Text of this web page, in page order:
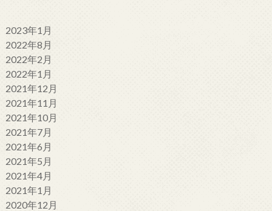
2023年1月
2022年8月
2022年2月
2022年1月
2021年12月
2021年11月
2021年10月
2021年7月
2021年6月
2021年5月
2021年4月
2021年1月
2020年12月